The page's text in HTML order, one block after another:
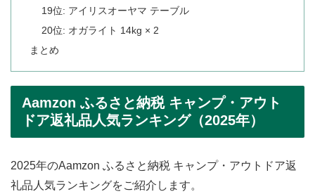
19位: アイリスオーヤマ テーブル
20位: オガライト 14kg × 2
まとめ
Aamzon ふるさと納税 キャンプ・アウト
ドア返礼品人気ランキング（2025年）
2025年のAamzon ふるさと納税 キャンプ・アウトドア返
礼品人気ランキングをご紹介します。